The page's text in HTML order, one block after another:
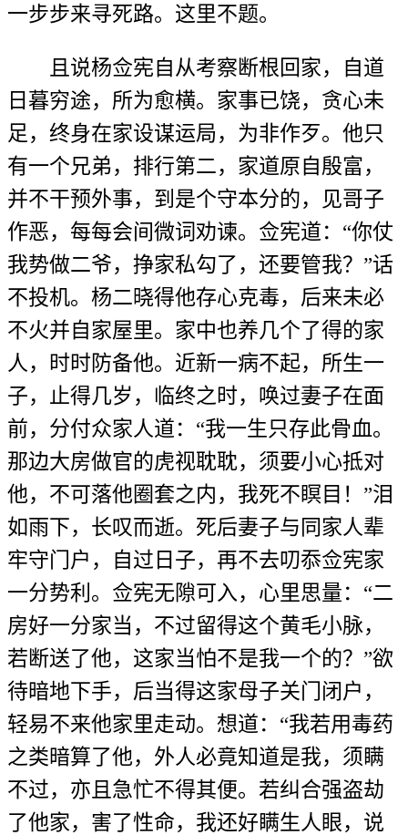
一步步来寻死路。这里不题。
且说杨佥宪自从考察断根回家，自道
日暮穷途，所为愈横。家事已饶，贪心未
足，终身在家设谋运局，为非作歹。他只
有一个兄弟，排行第二，家道原自殷富，
并不干预外事，到是个守本分的，见哥子
作恶，每每会间微词劝谏。佥宪道：“你仗
我势做二爷，挣家私勾了，还要管我？”话
不投机。杨二晓得他存心克毒，后来未必
不火并自家屋里。家中也养几个了得的家
人，时时防备他。近新一病不起，所生一
子，止得几岁，临终之时，唤过妻子在面
前，分付众家人道：“我一生只存此骨血。
那边大房做官的虎视耽耽，须要小心抵对
他，不可落他圈套之内，我死不瞑目！”泪
如雨下，长叹而逝。死后妻子与同家人辈
牢守门户，自过日子，再不去叨忝佥宪家
一分势利。佥宪无隙可入，心里思量：“二
房好一分家当，不过留得这个黄毛小脉，
若断送了他，这家当怕不是我一个的？”欲
待暗地下手，后当得这家母子关门闭户，
轻易不来他家里走动。想道：“我若用毒药
之类暗算了他，外人必竟知道是我，须瞒
不过，亦且急忙不得其便。若纠合强盗劫
了他家，害了性命，我还好瞒生人眼，说